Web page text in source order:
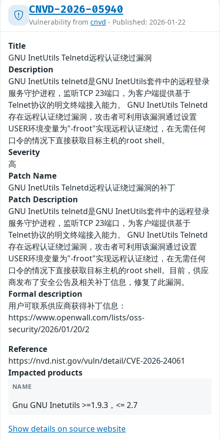
CNVD-2026-05940
Vulnerability from cnvd - Published: 2026-01-22
Title
GNU InetUtils Telnetd远程认证绕过漏洞
Description
GNU InetUtils telnetd是GNU InetUtils套件中的远程登录
服务守护进程，监听TCP 23端口，为客户端提供基于
Telnet协议的明文终端接入能力。 GNU InetUtils Telnetd
存在远程认证绕过漏洞，攻击者可利用该漏洞通过设置
USER环境变量为"-froot"实现远程认证绕过，在无需任何
口令的情况下直接获取目标主机的root shell。
Severity
高
Patch Name
GNU InetUtils Telnetd远程认证绕过漏洞的补丁
Patch Description
GNU InetUtils telnetd是GNU InetUtils套件中的远程登录
服务守护进程，监听TCP 23端口，为客户端提供基于
Telnet协议的明文终端接入能力。 GNU InetUtils Telnetd
存在远程认证绕过漏洞，攻击者可利用该漏洞通过设置
USER环境变量为"-froot"实现远程认证绕过，在无需任何
口令的情况下直接获取目标主机的root shell。目前，供应
商发布了安全公告及相关补丁信息，修复了此漏洞。
Formal description
用户可联系供应商获得补丁信息：
https://www.openwall.com/lists/oss-
security/2026/01/20/2
Reference
https://nvd.nist.gov/vuln/detail/CVE-2026-24061
Impacted products
NAME
Gnu GNU Inetutils >=1.9.3，<= 2.7
Show details on source website